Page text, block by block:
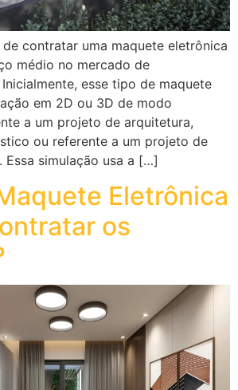
de contratar uma maquete eletrônica
médio no mercado de
esse tipo de maquete
em 2D ou 3D de modo
a um projeto de arquitetura,
ou referente a um projeto de
Essa simulação usa a […]
Eletrônica
os